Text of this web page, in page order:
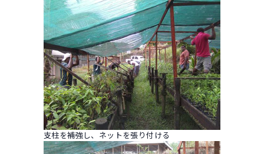
支柱を補強し、ネットを張り付ける